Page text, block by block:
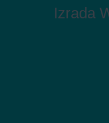
Izrada